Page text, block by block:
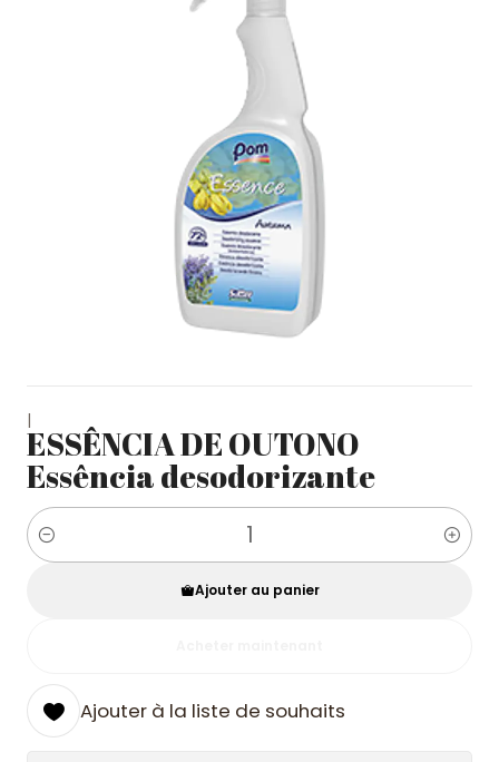
|
ESSÊNCIA DE OUTONO
Essência desodorizante
Quantité
Ajouter au panier
Ajouter à la liste de souhaits